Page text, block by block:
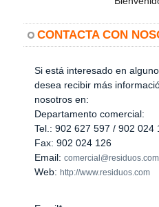
CONTACTA CON
Si está interesado en
desea recibir más
nosotros en:
Departamento comercial:
Tel.: 902 627 597 / 902 024
Fax: 902 024 126
Email: comercial@residuos.com
Web: http://www.residuos.com